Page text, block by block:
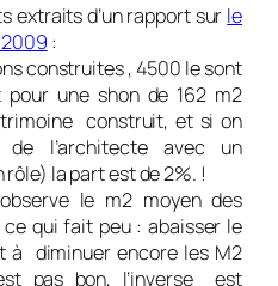
extraits d’un rapport sur le
:
construites , 4500 le sont
une shon de 162 m2
construit, et si on
l’architecte avec un
la part est de 2%. !
le m2 moyen des
qui fait peu : abaisser le
à diminuer encore les M2
pas bon, l’inverse est